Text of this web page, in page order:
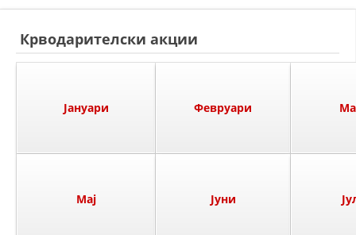
ИСТОРИЈАТ НА ДВИЖЕЊЕТО
Крводарителски акции
Јануари Февруари
Мај Јуни